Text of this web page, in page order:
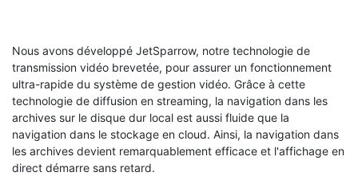
Nous avons développé JetSparrow, notre technologie de
transmission vidéo brevetée, pour assurer un fonctionnement
ultra-rapide du système de gestion vidéo. Grâce à cette
technologie de diffusion en streaming, la navigation dans les
archives sur le disque dur local est aussi fluide que la
navigation dans le stockage en cloud. Ainsi, la navigation dans
les archives devient remarquablement efficace et l'affichage en
direct démarre sans retard.